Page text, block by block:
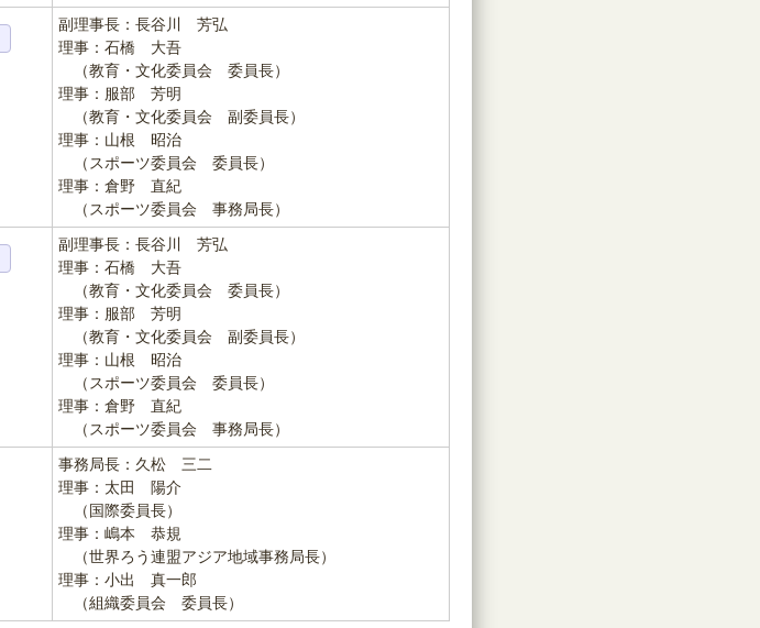
副理事長：長谷川 芳弘
理事：石橋 大吾
（教育・文化委員会 委員長）
理事：服部 芳明
（教育・文化委員会 副委員長）
理事：山根 昭治
（スポーツ委員会 委員長）
理事：倉野 直紀
（スポーツ委員会 事務局長）
副理事長：長谷川 芳弘
理事：石橋 大吾
（教育・文化委員会 委員長）
理事：服部 芳明
（教育・文化委員会 副委員長）
理事：山根 昭治
（スポーツ委員会 委員長）
理事：倉野 直紀
（スポーツ委員会 事務局長）
事務局長：久松 三二
理事：太田 陽介
（国際委員長）
理事：嶋本 恭規
（世界ろう連盟アジア地域事務局長）
理事：小出 真一郎
（組織委員会 委員長）